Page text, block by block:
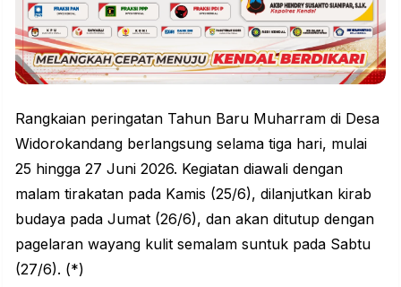
Rangkaian peringatan Tahun Baru Muharram di Desa
Widorokandang berlangsung selama tiga hari, mulai
25 hingga 27 Juni 2026. Kegiatan diawali dengan
malam tirakatan pada Kamis (25/6), dilanjutkan kirab
budaya pada Jumat (26/6), dan akan ditutup dengan
pagelaran wayang kulit semalam suntuk pada Sabtu
(27/6). (*)